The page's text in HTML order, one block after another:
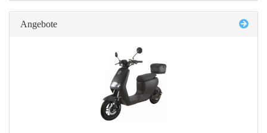
Angebote